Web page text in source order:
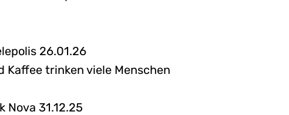
26.01.26
trinken viele Menschen
31.12.25